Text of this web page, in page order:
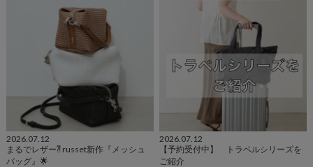
2026.07.12
まるでレザー⁈ russet新作『メッシュ
バッグ』🌟
2026.07.12
【予約受付中】 トラベルシリーズを
ご紹介